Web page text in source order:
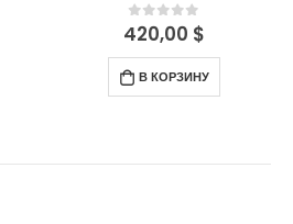
0out of 5
420,00 $
В КОРЗИНУ